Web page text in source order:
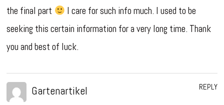
the final part
I care for such info much. I used to be
seeking this certain information for a very long time. Thank
you and best of luck.
Gartenartikel REPLY